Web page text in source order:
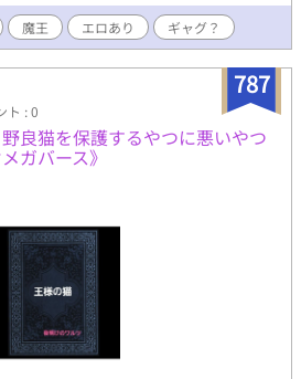
魔王 エロあり ギャグ？
787
ト : 0
良猫を保護するやつに悪いやつ
ガバース》